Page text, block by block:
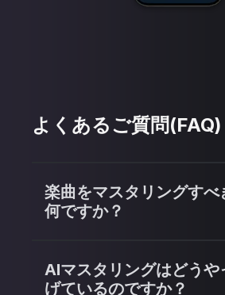
よくあるご質問(FAQ)
楽曲をマスタリングすべ
何ですか？
AIマスタリングはどうや
げているのですか？